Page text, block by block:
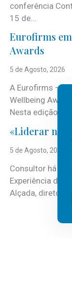
conferência
15 de...
Eurofirms
Awards
5 de Agosto, 2026
A Eurofirms –
Wellbeing
Nesta edição, a
«Liderar não
5 de Agosto, 2026
Consultor há
Experiência do
Alçada, diretor